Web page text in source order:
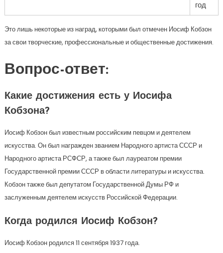
год
Это лишь некоторые из наград, которыми был отмечен Иосиф Кобзон
за свои творческие, профессиональные и общественные достижения.
Вопрос-ответ:
Какие достижения есть у Иосифа
Кобзона?
Иосиф Кобзон был известным российским певцом и деятелем
искусства. Он был награжден званием Народного артиста СССР и
Народного артиста РСФСР, а также был лауреатом премии
Государственной премии СССР в области литературы и искусства.
Кобзон также был депутатом Государственной Думы РФ и
заслуженным деятелем искусств Российской Федерации.
Когда родился Иосиф Кобзон?
Иосиф Кобзон родился 11 сентября 1937 года.